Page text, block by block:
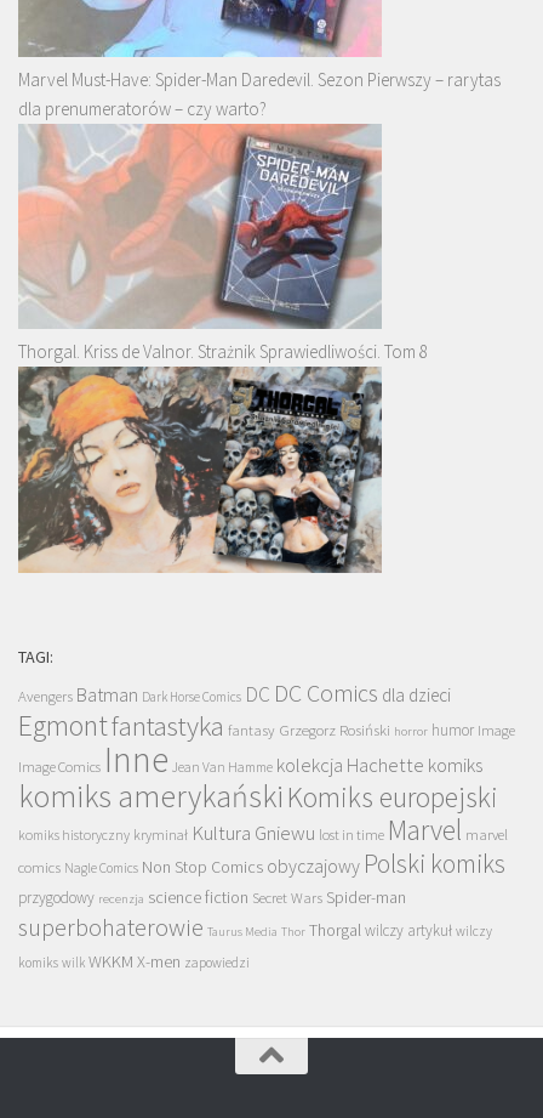
Marvel Must-Have: Spider-Man Daredevil. Sezon Pierwszy – rarytas
dla prenumeratorów – czy warto?
Thorgal. Kriss de Valnor. Strażnik Sprawiedliwości. Tom 8
TAGI:
Avengers Batman Dark Horse Comics DC DC Comics dla dzieci
Egmontfantastyka fantasy Grzegorz Rosiński horror humor Image
Image Comics Inne Jean Van Hamme kolekcja Hachette komiks
komiks amerykański Komiks europejski
komiks historyczny kryminał Kultura Gniewu lost in time Marvel marvel
comics Nagle Comics Non Stop Comics obyczajowy Polski komiks
przygodowy recenzja science fiction Secret Wars Spider-man
superbohaterowie Taurus Media Thor Thorgalwilczy artykuł wilczy
komiks wilk WKKM X-men zapowiedzi